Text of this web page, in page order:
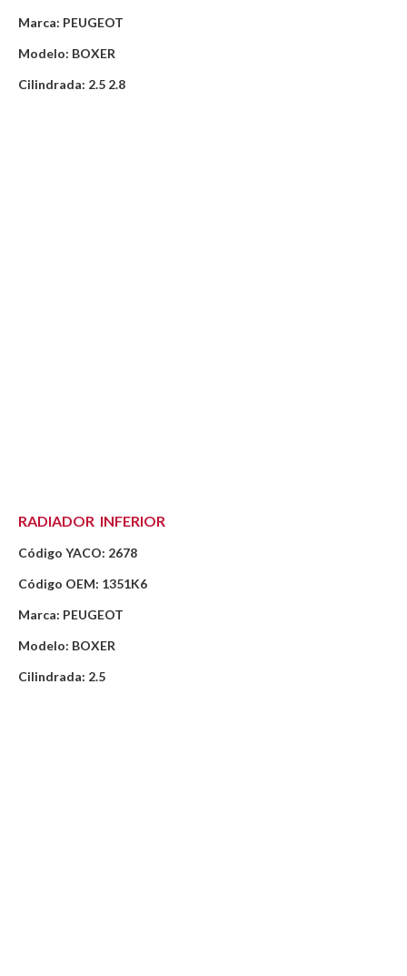
Marca: PEUGEOT
Modelo: BOXER
Cilindrada: 2.5 2.8
RADIADOR INFERIOR
Código YACO: 2678
Código OEM: 1351K6
Marca: PEUGEOT
Modelo: BOXER
Cilindrada: 2.5